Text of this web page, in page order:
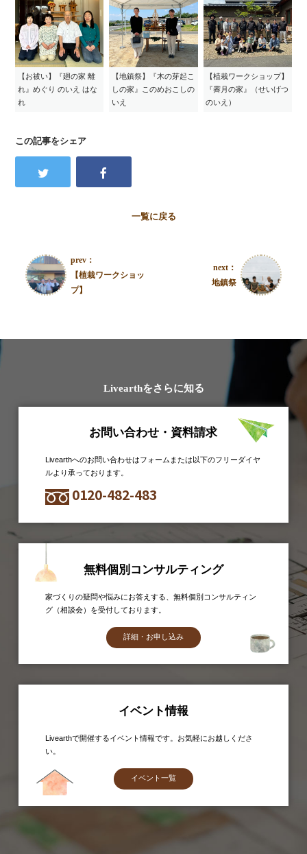
【お祓い】『廻の家 離
れ』めぐり のいえ はな
れ
【地鎮祭】『木の芽起こ
しの家』このめおこしの
いえ
【植栽ワークショップ】
『霽月の家』（せいげつ
のいえ）
この記事をシェア
一覧に戻る
prev：
【植栽ワークショッ
プ】
next：
地鎮祭
Livearthをさらに知る
お問い合わせ・資料請求
Livearthへのお問い合わせはフォームまたは以下のフリーダイヤ
ルより承っております。
0120-482-483
無料個別コンサルティング
家づくりの疑問や悩みにお答えする、無料個別コンサルティン
グ（相談会）を受付しております。
詳細・お申し込み
イベント情報
Livearthで開催するイベント情報です。お気軽にお越しくださ
い。
イベント一覧